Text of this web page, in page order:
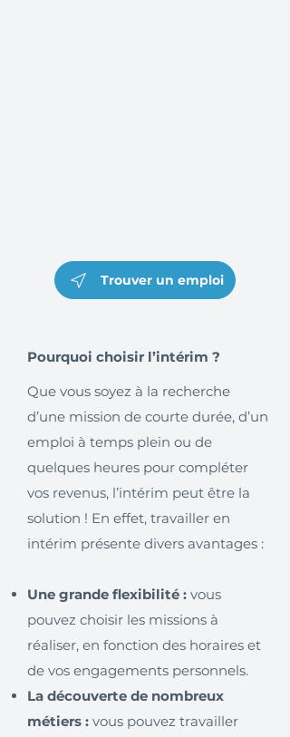
Trouver un emploi
Pourquoi choisir l’intérim ?
Que vous soyez à la recherche
d’une mission de courte durée, d’un
emploi à temps plein ou de
quelques heures pour compléter
vos revenus, l’intérim peut être la
solution ! En effet, travailler en
intérim présente divers avantages :
Une grande flexibilité : vous
pouvez choisir les missions à
réaliser, en fonction des horaires et
de vos engagements personnels.
La découverte de nombreux
métiers : vous pouvez travailler